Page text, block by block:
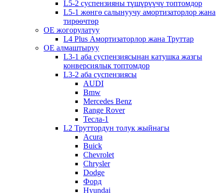
L5-2 суспензияны түшүрүүчү топтомдор
L5-1 жөнгө салынуучу амортизаторлор жана
тирөөчтөр
OE жогорулатуу
L4 Plus Амортизаторлор жана Труттар
OE алмаштыруу
L3-1 аба суспензиясынан катушка жазгы
конверсиялык топтомдор
L3-2 аба суспензиясы
AUDI
Bmw
Mercedes Benz
Range Rover
Тесла-1
L2 Труттордун толук жыйнагы
Acura
Buick
Chevrolet
Chrysler
Dodge
Форд
Hyundai